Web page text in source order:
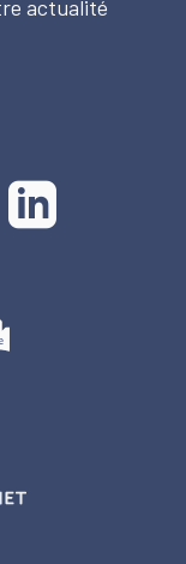
actualité